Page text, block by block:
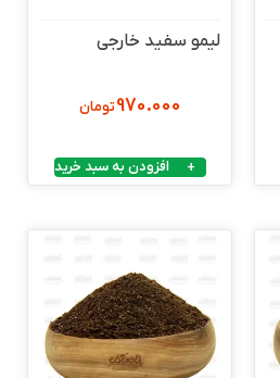
لیمو سفید خارجی
970.000تومان
افزودن به سبد خرید